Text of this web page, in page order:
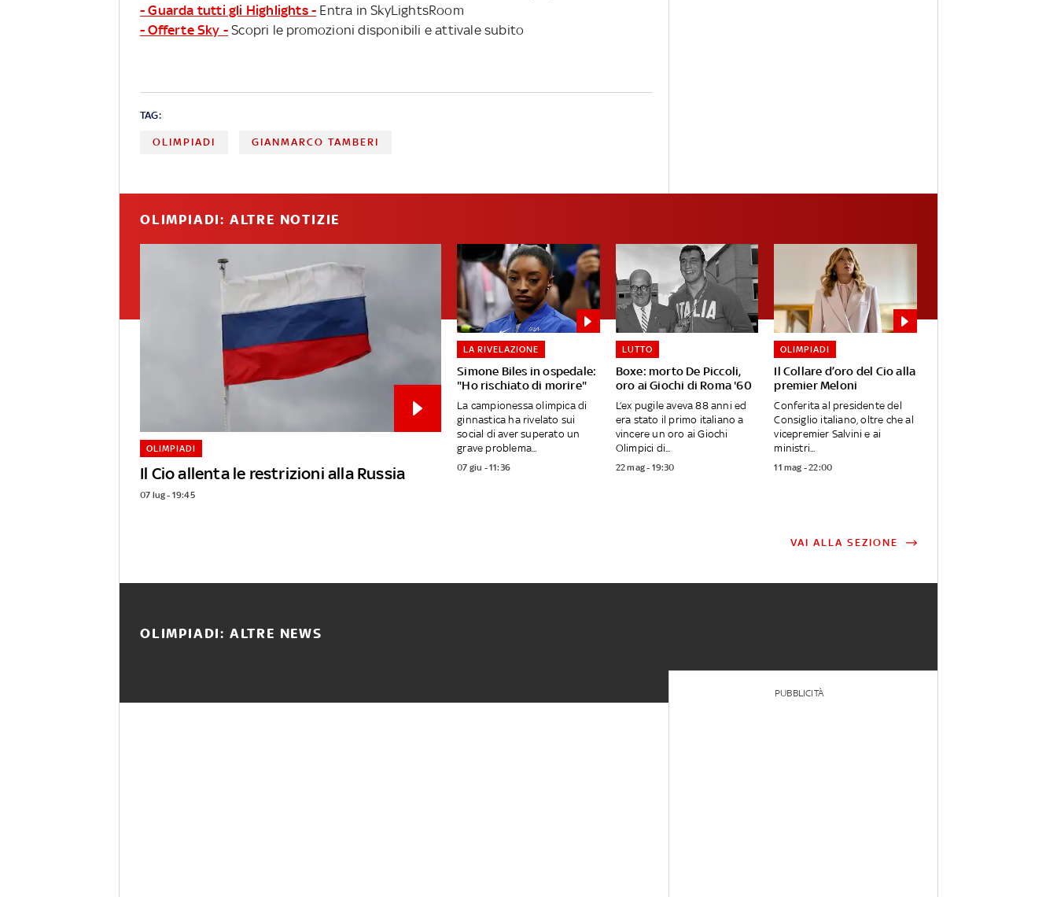
- Guarda tutti gli Highlights - Entra in SkyLightsRoom
- Offerte Sky - Scopri le promozioni disponibili e attivale subito
TAG:
OLIMPIADI GIANMARCO TAMBERI
OLIMPIADI: ALTRE NOTIZIE
Il Cio allenta le restrizioni alla Russia
OLIMPIADI
07 lug - 19:45
Simone Biles in ospedale:
"Ho rischiato di morire"
LA RIVELAZIONE
La campionessa olimpica di
ginnastica ha rivelato sui
social di aver superato un
grave problema...
07 giu - 11:36
Boxe: morto De Piccoli,
oro ai Giochi di Roma '60
LUTTO
L’ex pugile aveva 88 anni ed
era stato il primo italiano a
vincere un oro ai Giochi
Olimpici di...
22 mag - 19:30
Il Collare d’oro del Cio alla
premier Meloni
OLIMPIADI
Conferita al presidente del
Consiglio italiano, oltre che al
vicepremier Salvini e ai
ministri...
11 mag - 22:00
VAI ALLA SEZIONE
OLIMPIADI: ALTRE NEWS
PUBBLICITÀ